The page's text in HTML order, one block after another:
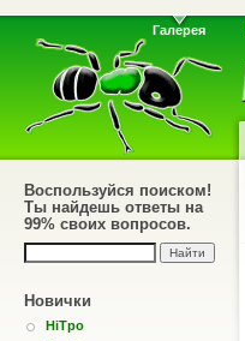
Галерея
Воспользуйся поиском!
Ты найдешь ответы на
99% своих вопросов.
Новички
HiTpo